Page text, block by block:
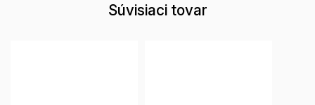
Súvisiaci tovar